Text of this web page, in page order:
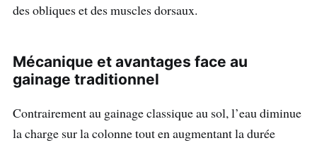
des obliques et des muscles dorsaux.
Mécanique et avantages face au
gainage traditionnel
Contrairement au gainage classique au sol, l’eau diminue
la charge sur la colonne tout en augmentant la durée